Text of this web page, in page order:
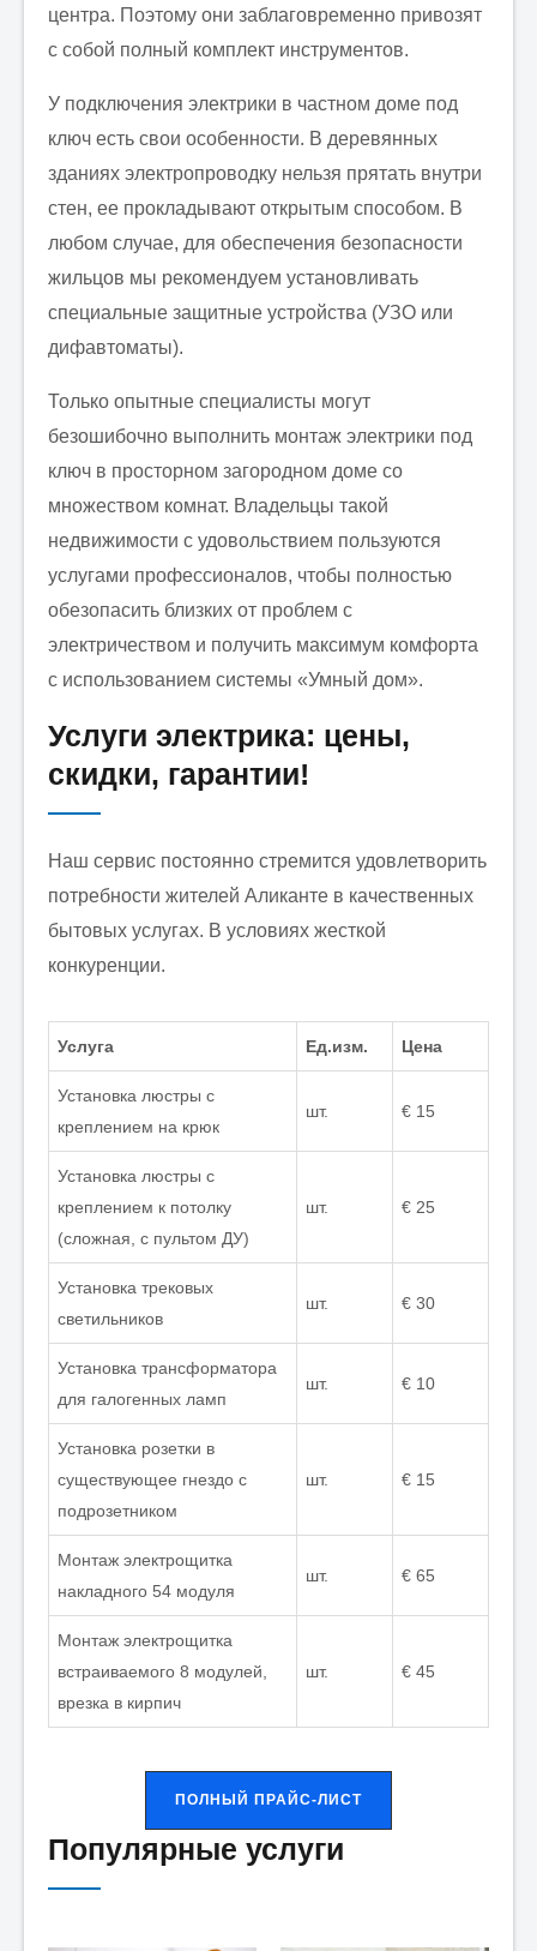
центра. Поэтому они заблаговременно привозят
с собой полный комплект инструментов.
У подключения электрики в частном доме под
ключ есть свои особенности. В деревянных
зданиях электропроводку нельзя прятать внутри
стен, ее прокладывают открытым способом. В
любом случае, для обеспечения безопасности
жильцов мы рекомендуем установливать
специальные защитные устройства (УЗО или
дифавтоматы).
Только опытные специалисты могут
безошибочно выполнить монтаж электрики под
ключ в просторном загородном доме со
множеством комнат. Владельцы такой
недвижимости с удовольствием пользуются
услугами профессионалов, чтобы полностью
обезопасить близких от проблем с
электричеством и получить максимум комфорта
с использованием системы «Умный дом».
Услуги электрика: цены,
скидки, гарантии!
Наш сервис постоянно стремится удовлетворить
потребности жителей Аликанте в качественных
бытовых услугах. В условиях жесткой
конкуренции.
Услуга Ед.изм. Цена
Установка люстры с
креплением на крюк
шт. € 15
Установка люстры с
креплением к потолку
(сложная, с пультом ДУ)
шт. € 25
Установка трековых
светильников
шт. € 30
Установка трансформатора
для галогенных ламп
шт. € 10
Установка розетки в
существующее гнездо с
подрозетником
шт. € 15
Монтаж электрощитка
накладного 54 модуля
шт. € 65
Монтаж электрощитка
встраиваемого 8 модулей,
врезка в кирпич
шт. € 45
ПОЛНЫЙ ПРАЙС-ЛИСТ
Популярные услуги